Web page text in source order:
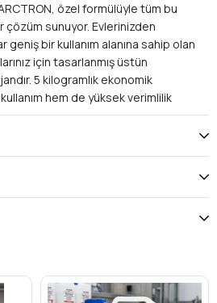
ARCTRON, özel formülüyle tüm bu
çözüm sunuyor. Evlerinizden
bir kullanım alanına sahip olan
için tasarlanmış üstün
5 kilogramlık ekonomik
hem de yüksek verimlilik
günkü parlaklığını korumak ve her
artık çok kolay.
Gücü:
derinlemesine etki gösterir ve
kökünden söker.
içeren özel formülü, beyazların
ve göz alıcı bir parlaklık sağlar.
yenilenmiş gibi görünür.